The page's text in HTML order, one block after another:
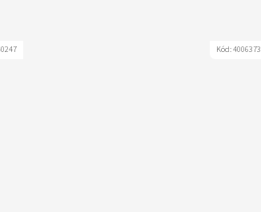
Kód:4006373